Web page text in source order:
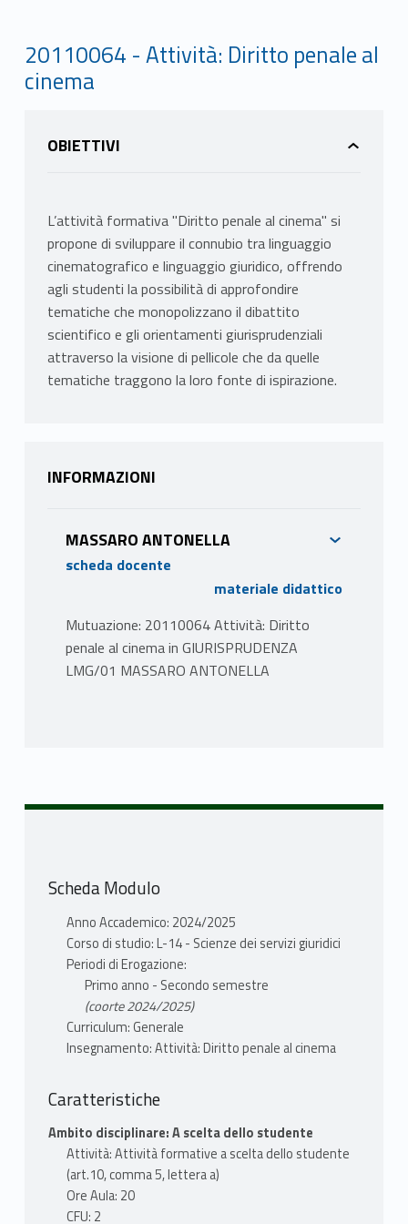
20110064 - Attività: Diritto penale al
cinema
OBIETTIVI
L’attività formativa "Diritto penale al cinema" si
propone di sviluppare il connubio tra linguaggio
cinematografico e linguaggio giuridico, offrendo
agli studenti la possibilità di approfondire
tematiche che monopolizzano il dibattito
scientifico e gli orientamenti giurisprudenziali
attraverso la visione di pellicole che da quelle
tematiche traggono la loro fonte di ispirazione.
INFORMAZIONI
MASSARO ANTONELLA
scheda docente
materiale didattico
Mutuazione: 20110064 Attività: Diritto
penale al cinema in GIURISPRUDENZA
LMG/01 MASSARO ANTONELLA
- Carcere e risocializzazione, a partire dal film
TESTI ADOTTATI
Il materiale didattico sarà messo a
disposizione degli studenti nel corso delle
lezioni.
MODALITÀ FREQUENZA
MODALITÀ VALUTAZIONE
Durante le lezioni, gli studenti sono chiamati
a intervenire sui temi svolti. Sono previste
Scheda Modulo
Anno Accademico: 2024/2025
Corso di studio: L-14 - Scienze dei servizi giuridici
Periodi di Erogazione:
Primo anno - Secondo semestre
(coorte 2024/2025)
Curriculum: Generale
Insegnamento: Attività: Diritto penale al cinema
Caratteristiche
Ambito disciplinare: A scelta dello studente
Attività: Attività formative a scelta dello studente
(art.10, comma 5, lettera a)
Ore Aula: 20
CFU: 2